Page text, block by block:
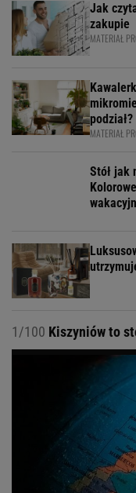
Jak
zakupie
MATERIAŁ
podział?
MATERIAŁ
Stół jak
1/100 Kiszyniów to